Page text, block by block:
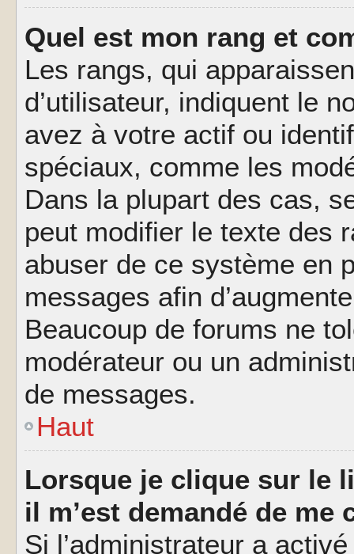
Quel est mon rang et
Les rangs, qui
d’utilisateur, indiquent le
avez à votre actif ou
spéciaux, comme les
Dans la plupart des cas,
peut modifier le texte des
abuser de ce système en
messages afin
Beaucoup de forums ne
modérateur ou un
de messages.
Haut
Lorsque je clique sur le
il m’est demandé de me
Si l’administrateur a